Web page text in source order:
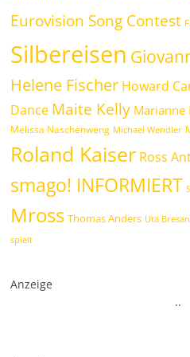
Eurovision Song Contest
Silbereisen
Helene Fischer Howard
Dance Maite Kelly Marianne
Melissa Naschenweng Michael Wendler
Roland Kaiser Ross
smago! INFORMIERT
Mross Thomas Anders Uta Bresan
spielt
Anzeige
..